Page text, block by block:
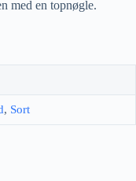
med en topnøgle.
, Sort